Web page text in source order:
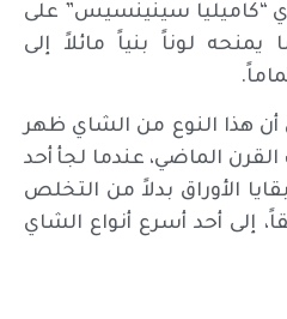
“كاميليا سينينسيس” على
لوناً بنياً مائلاً إلى
أن هذا النوع من الشاي ظهر
الماضي، عندما لجأ أحد
الأوراق بدلاً من التخلص
إلى أحد أسرع أنواع الشاي